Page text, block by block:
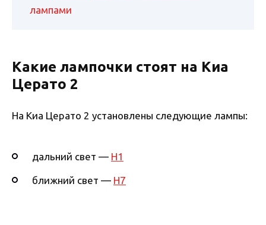
лампами
Какие лампочки стоят на Киа
Церато 2
На Киа Церато 2 установлены следующие лампы:
дальний свет — H1
ближний свет — H7